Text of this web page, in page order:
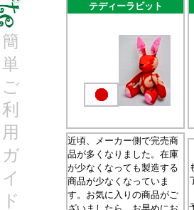
簡
単
ご
利
用
ガ
イ
ド
テディーラビット
近頃、メーカー側で完売商
品が多くなりました。在庫
が少なくなっても製造する
商品が少なくなっていま
す。お気に入りの商品がご